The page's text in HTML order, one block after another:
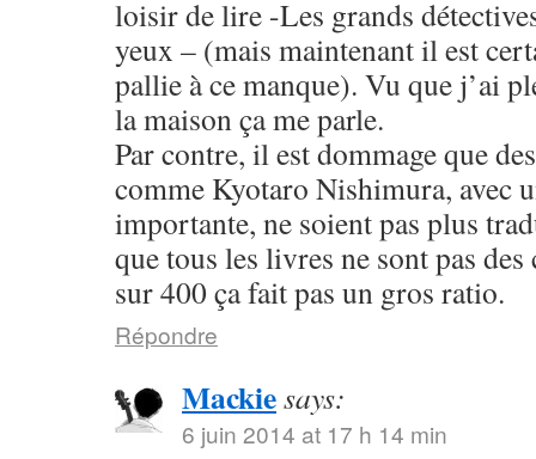
loisir de lire -Les grands
yeux – (mais maintenant il est
pallie à ce manque). Vu que j’ai
la maison ça me parle.
Par contre, il est dommage que
comme Kyotaro Nishimura, avec
importante, ne soient pas plus
que tous les livres ne sont pas
sur 400 ça fait pas un gros ratio.
Répondre
Mackiesays:
6 juin 2014 at 17 h 14 min